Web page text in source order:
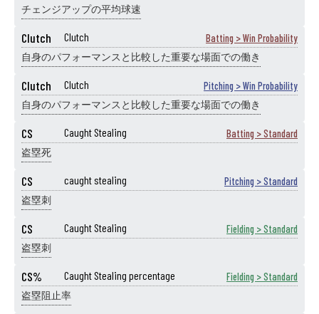
チェンジアップの平均球速
Clutch Clutch Batting > Win Probability
自身のパフォーマンスと比較した重要な場面での働き
Clutch Clutch Pitching > Win Probability
自身のパフォーマンスと比較した重要な場面での働き
CS Caught Stealing Batting > Standard
盗塁死
CS caught stealing Pitching > Standard
盗塁刺
CS Caught Stealing Fielding > Standard
盗塁刺
CS% Caught Stealing percentage Fielding > Standard
盗塁阻止率